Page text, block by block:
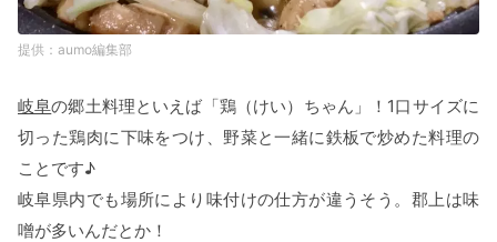
aumo編集部
岐阜の郷土料理といえば「鶏（けい）ちゃん」！1口サイズに
切った鶏肉に下味をつけ、野菜と一緒に鉄板で炒めた料理の
ことです♪
岐阜県内でも場所により味付けの仕方が違うそう。郡上は味
噌が多いんだとか！